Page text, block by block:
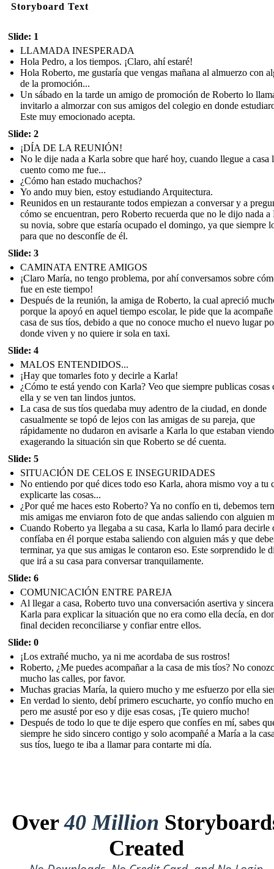
Storyboard Text
Slide: 1
LLAMADA INESPERADA
Hola Pedro, a los tiempos. ¡Claro, ahí estaré!
Hola Roberto, me gustaría que vengas mañana al almuerzo con
de la promoción...
Un sábado en la tarde un amigo de promoción de Roberto lo
invitarlo a almorzar con sus amigos del colegio en donde
Este muy emocionado acepta.
Slide: 2
¡DÍA DE LA REUNIÓN!
No le dije nada a Karla sobre que haré hoy, cuando llegue a casa
cuento como me fue...
¿Cómo han estado muchachos?
Yo ando muy bien, estoy estudiando Arquitectura.
Reunidos en un restaurante todos empiezan a conversar y a
cómo se encuentran, pero Roberto recuerda que no le dijo nada a
su novia, sobre que estaría ocupado el domingo, ya que siempre
para que no desconfíe de él.
Slide: 3
CAMINATA ENTRE AMIGOS
¡Claro María, no tengo problema, por ahí conversamos sobre
fue en este tiempo!
Después de la reunión, la amiga de Roberto, la cual apreció
porque la apoyó en aquel tiempo escolar, le pide que la
casa de sus tíos, debido a que no conoce mucho el nuevo lugar
donde viven y no quiere ir sola en taxi.
Slide: 4
MALOS ENTENDIDOS...
¡Hay que tomarles foto y decirle a Karla!
¿Cómo te está yendo con Karla? Veo que siempre publicas cosas
ella y se ven tan lindos juntos.
La casa de sus tíos quedaba muy adentro de la ciudad, en donde
casualmente se topó de lejos con las amigas de su pareja, que
rápidamente no dudaron en avisarle a Karla lo que estaban
exagerando la situación sin que Roberto se dé cuenta.
Slide: 5
SITUACIÓN DE CELOS E INSEGURIDADES
No entiendo por qué dices todo eso Karla, ahora mismo voy a tu
explicarte las cosas...
¿Por qué me haces esto Roberto? Ya no confío en ti, debemos
mis amigas me enviaron foto de que andas saliendo con alguien
Cuando Roberto ya llegaba a su casa, Karla lo llamó para decirle
confíaba en él porque estaba saliendo con alguien más y que
terminar, ya que sus amigas le contaron eso. Este sorprendido le
que irá a su casa para conversar tranquilamente.
Slide: 6
COMUNICACIÓN ENTRE PAREJA
Al llegar a casa, Roberto tuvo una conversación asertiva y
Karla para explicar la situación que no era como ella decía, en
final deciden reconciliarse y confiar entre ellos.
Slide: 0
¡Los extrañé mucho, ya ni me acordaba de sus rostros!
Roberto, ¿Me puedes acompañar a la casa de mis tíos? No
mucho las calles, por favor.
Muchas gracias María, la quiero mucho y me esfuerzo por ella
En verdad lo siento, debí primero escucharte, yo confío mucho
pero me asusté por eso y dije esas cosas, ¡Te quiero mucho!
Después de todo lo que te dije espero que confíes en mí, sabes
siempre he sido sincero contigo y solo acompañé a María a la
sus tíos, luego te iba a llamar para contarte mi día.
Over40 Million
Created